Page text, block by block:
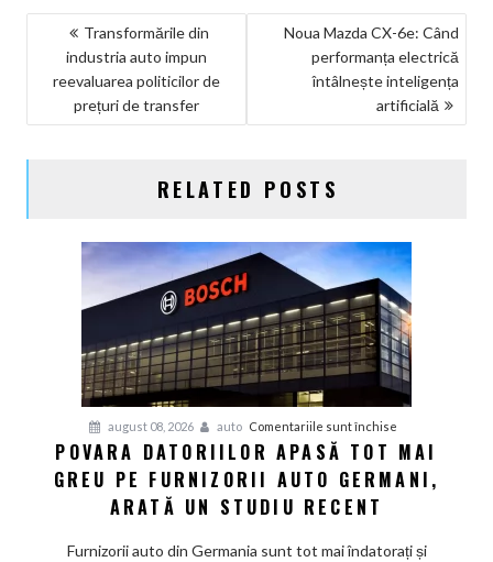
NAVIGARE
ARTICOLE
Transformările din
industria auto impun
reevaluarea politicilor de
prețuri de transfer
Noua Mazda CX-6e: Când
performanța electrică
întâlnește inteligența
artificială
RELATED POSTS
august 08, 2026 auto Comentariile sunt închise
Povara
datoriilor
mai
POVARA DATORIILOR APASĂ TOT MAI
GREU PE FURNIZORII AUTO GERMANI,
ARATĂ UN STUDIU RECENT
Furnizorii auto din Germania sunt tot mai îndatorați și